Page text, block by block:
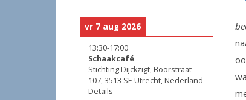
vr 7 aug 2026
13:30-17:00
Schaakcafé
Stichting Dijckzigt, Boorstraat
107, 3513 SE Utrecht, Nederland
Details